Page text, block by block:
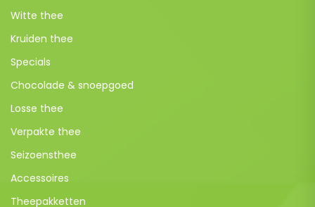
Witte thee
Kruiden thee
Specials
Chocolade & snoepgoed
Losse thee
Verpakte thee
Seizoensthee
Accessoires
Theepakketten